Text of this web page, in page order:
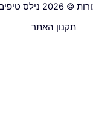
למטיילים
תקנון האתר